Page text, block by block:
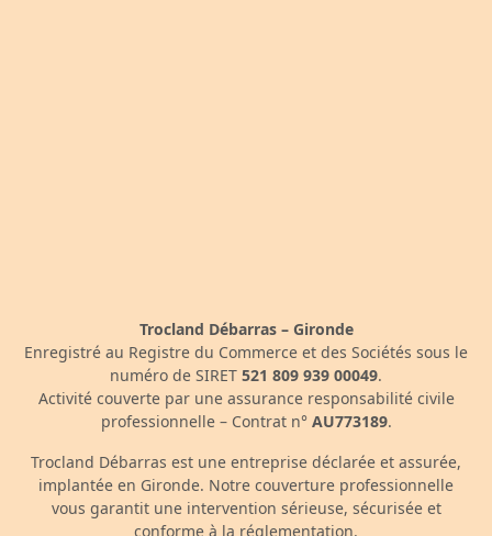
Trocland Débarras – Gironde
Enregistré au Registre du Commerce et des Sociétés sous le
numéro de SIRET 521 809 939 00049.
Activité couverte par une assurance responsabilité civile
professionnelle – Contrat n° AU773189.
Trocland Débarras est une entreprise déclarée et assurée,
implantée en Gironde. Notre couverture professionnelle
vous garantit une intervention sérieuse, sécurisée et
conforme à la réglementation.